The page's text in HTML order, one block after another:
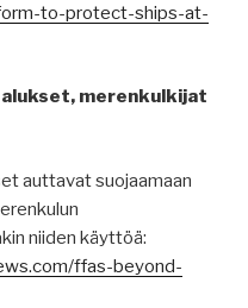
to-protect-ships-at-
merenkulkijat
auttavat suojaamaan
niiden käyttöä:
ffas-beyond-